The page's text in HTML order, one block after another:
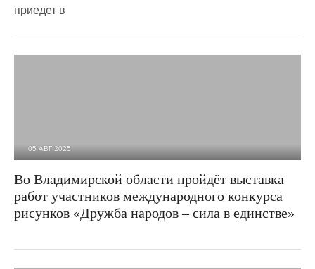
приедет в
05 АВГ 2025
Во Владимирской области пройдёт выставка
работ участников международного конкурса
рисунков «Дружба народов – сила в единстве»